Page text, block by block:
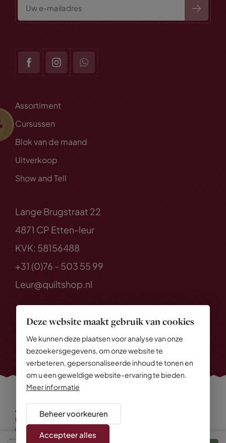
Deze website maakt gebruik van cookies
We kunnen deze plaatsen voor analyse van onze
bezoekersgegevens, om onze website te
verbeteren, gepersonaliseerde inhoud te tonen en
om u een geweldige website-ervaring te bieden.
Meer informatie
Beheer voorkeuren
Accepteer alles
Assortiment
Cursussen
Blok van de maand
Uitverkoop
Show and Tell
Lange Brugstraat 22
4871 CP Etten-leur
KVK: 58156488
+31 (0)76 - 503 55 99
Leur@quiltshop.nl
Alle rechten voorbehouden
Privacy Policy
Algemene voorwaarden